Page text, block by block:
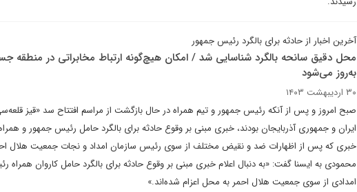
آخرین اخبار از حادثه برای بالگرد رئیس جمهور
محل دقیق سانحه بالگرد شناسایی شد / امکان هیچ‌گونه ارتباط مخابراتی در منطقه
به‌روز می‌شود
۳۰ اردیبهشت ۱۴۰۳
صبح امروز و پس از آنکه رئیس جمهور و تیم همراه در حال بازگشت از مراسم افتتاح سد «قیز
ایران و جمهوری آذربایجان بودند، خبری مبنی بر وقوع حادثه برای بالگرد حامل رئیس جمهور و
خبری که پس از اظهارات ضد و نقیض مختلف از سوی رئیس سازمان امداد و نجات جمعیت هلال
محمودی به ایسنا گفت:‌ «به دنبال اعلام خبری مبنی بر وقوع حادثه برای بالگرد حامل کاروان
امدادی از سوی جمعیت هلال احمر به محل اعزام شده‌اند.»